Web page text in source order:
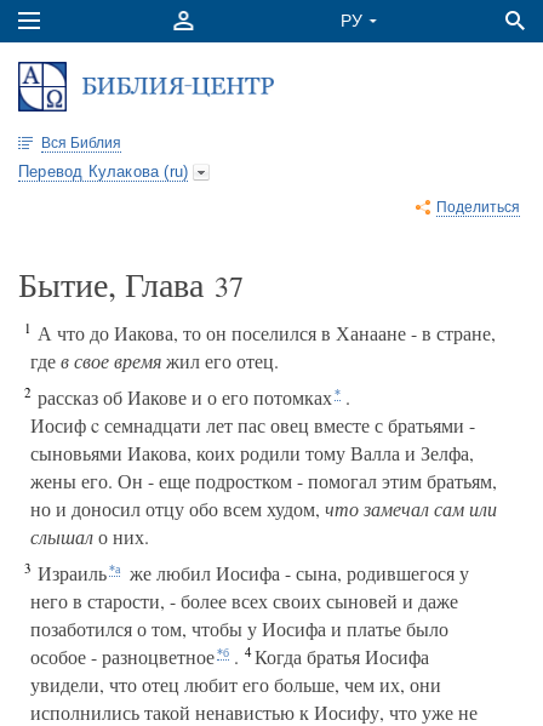
Вся Библия
Перевод Кулакова (ru)
Поделиться
Бытие, Глава 37
1 А что до Иакова, то он поселился в Ханаане - в стране,
гдев свое времяжил его отец.
2 рассказ об Иакове и о его потомках* .
Иосиф c семнадцати лет пас овец вместе с братьями -
сыновьями Иакова, коих родили тому Валла и Зелфа,
жены его. Он - еще подростком - помогал этим братьям,
но и доносил отцу обо всем худом, что замечал самили
слышало них.
3 Израиль*а
же любил Иосифа - сына, родившегося у
него в старости, - более всех своих сыновей и даже
позаботился о том, чтобы у Иосифа и платье было
особое - разноцветное*б . 4Когда братья Иосифа
увидели, что отец любит его больше, чем их, они
исполнились такой ненавистью к Иосифу, что уже не